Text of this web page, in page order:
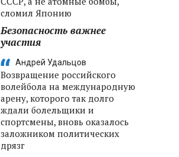
сломил Японию
Безопасность важнее
участия
Андрей Удальцов
Возвращение российского
волейбола на международную
арену, которого так долго
ждали болельщики и
спортсмены, вновь оказалось
заложником политических
дрязг